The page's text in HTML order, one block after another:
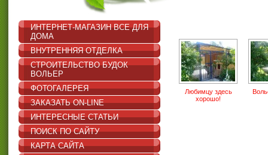
ИНТЕРНЕТ-МАГАЗИН ВСЕ ДЛЯ
ДОМА
ВНУТРЕННЯЯ ОТДЕЛКА
СТРОИТЕЛЬСТВО БУДОК
ВОЛЬЕР
ФОТОГАЛЕРЕЯ
ЗАКАЗАТЬ ON-LINE
ИНТЕРЕСНЫЕ СТАТЬИ
ПОИСК ПО САЙТУ
КАРТА САЙТА
Любимцу здесь
хорошо!